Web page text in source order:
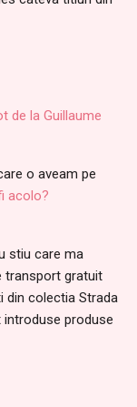
de la Guillaume
o aveam pe
acolo?
stiu care ma
transport gratuit
din colectia Strada
produse